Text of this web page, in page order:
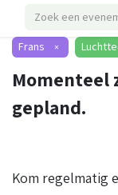
Frans ×
Momenteel
gepland.
Kom regelmatig